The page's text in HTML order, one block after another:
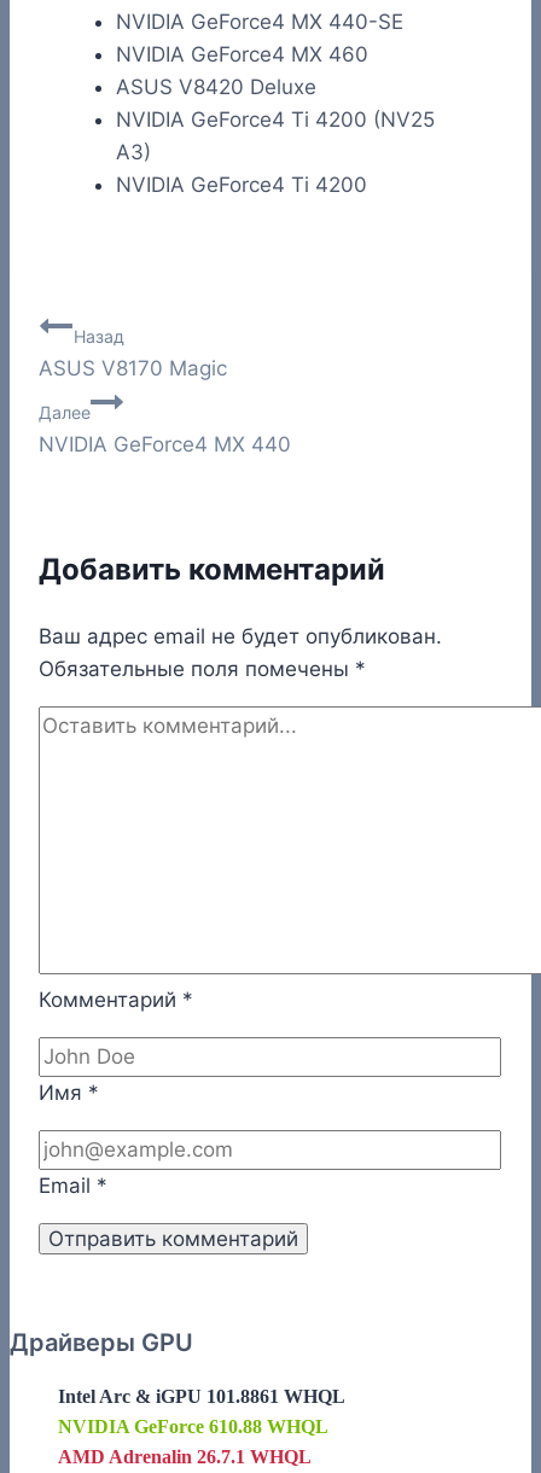
NVIDIA GeForce4 MX 440-SE
NVIDIA GeForce4 MX 460
ASUS V8420 Deluxe
NVIDIA GeForce4 Ti 4200 (NV25
A3)
NVIDIA GeForce4 Ti 4200
Навигация
по
записям
Назад
ASUS V8170 Magic
Далее
NVIDIA GeForce4 MX 440
Добавить комментарий
Ваш адрес email не будет опубликован.
Обязательные поля помечены *
Комментарий *
Имя *
Email *
Драйверы GPU
Intel Arc & iGPU 101.8861 WHQL
NVIDIA GeForce 610.88 WHQL
AMD Adrenalin 26.7.1 WHQL